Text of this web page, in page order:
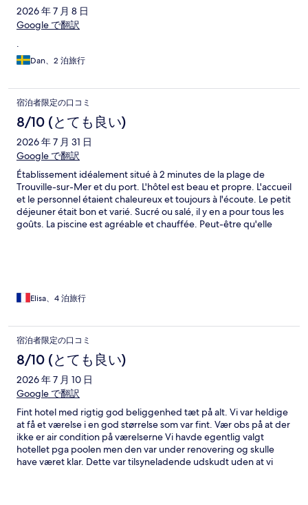
2026 年 7 月 8 日
Google で翻訳
.
Dan、2 泊旅行
宿泊者限定の口コミ
8/10 (とても良い)
2026 年 7 月 31 日
Google で翻訳
Établissement idéalement situé à 2 minutes de la plage de
Trouville-sur-Mer et du port. L'hôtel est beau et propre. L'accueil
et le personnel étaient chaleureux et toujours à l'écoute. Le petit
déjeuner était bon et varié. Sucré ou salé, il y en a pour tous les
goûts. La piscine est agréable et chauffée. Peut-être qu'elle
appareils. Nous avons passé un excellent séjour.
Elisa、4 泊旅行
宿泊者限定の口コミ
8/10 (とても良い)
2026 年 7 月 10 日
Google で翻訳
Fint hotel med rigtig god beliggenhed tæt på alt. Vi var heldige
at få et værelse i en god størrelse som var fint. Vær obs på at der
ikke er air condition på værelserne Vi havde egentlig valgt
hotellet pga poolen men den var under renovering og skulle
have været klar. Dette var tilsyneladende udskudt uden at vi